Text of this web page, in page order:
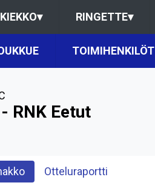
▾ RINGETTE▾
TOIMIHENKILÖT
RNK Eetut
Otteluraportti